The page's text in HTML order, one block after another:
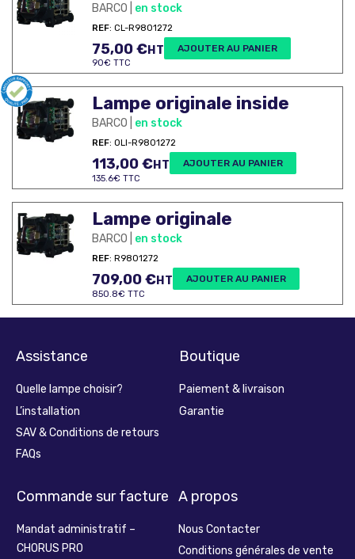
BARCO | en stock
REF: CL-R9801272
75,00€HT AJOUTER AU PANIER
90€ TTC
Lampe originale inside
BARCO | en stock
REF: OLI-R9801272
113,00€HT AJOUTER AU PANIER
135.6€ TTC
Lampe originale
BARCO | en stock
REF: R9801272
709,00€HT AJOUTER AU PANIER
850.8€ TTC
Assistance
Quelle lampe choisir?
L’installation
SAV & Conditions de retours
FAQs
Boutique
Paiement & livraison
Garantie
Commande sur facture
Mandat administratif –
CHORUS PRO
A propos
Nous Contacter
Conditions générales de vente